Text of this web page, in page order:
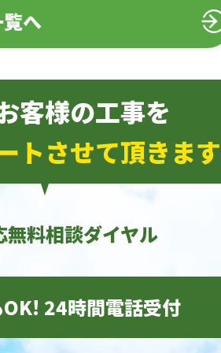
へ
客様の工事を
トさせて頂きま
無料相談ダイヤル
24時間電話受付